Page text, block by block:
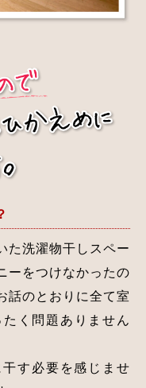
た洗濯物干しスペー
ーをつけなかったの
話のとおりに全て室
く問題ありません
す必要を感じませ